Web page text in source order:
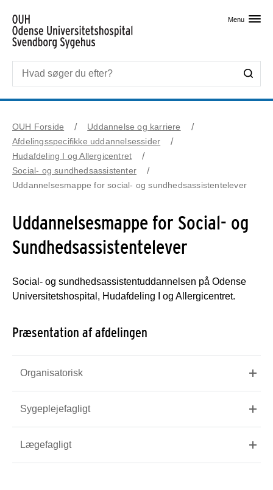
Menu
OUH Forside
Uddannelse og karriere
Afdelingsspecifikke uddannelsessider
Hudafdeling I og Allergicentret
Social- og sundhedsassistenter
Uddannelsesmappe for social- og sundhedsassistentelever
Uddannelsesmappe for Social- og
Sundhedsassistentelever
Social- og sundhedsassistentuddannelsen på Odense
Universitetshospital, Hudafdeling I og Allergicentret.
Præsentation af afdelingen
Organisatorisk
Sygeplejefagligt
Lægefagligt